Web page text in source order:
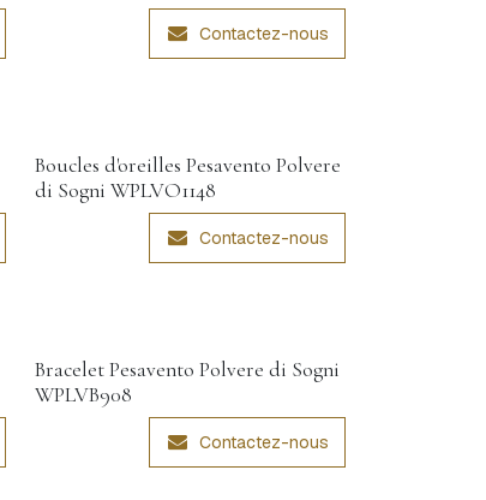
Contactez-nous
Boucles d'oreilles Pesavento Polvere
di Sogni WPLVO1148
Contactez-nous
Bracelet Pesavento Polvere di Sogni
WPLVB908
Contactez-nous